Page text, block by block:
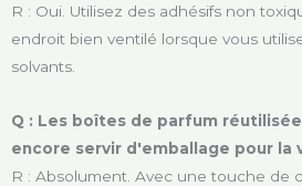
R : Oui. Utilisez des adhésifs non
endroit bien ventilé lorsque vous
solvants.
Q : Les boîtes de parfum
encore servir d'emballage pour la
R : Absolument. Avec une touche de